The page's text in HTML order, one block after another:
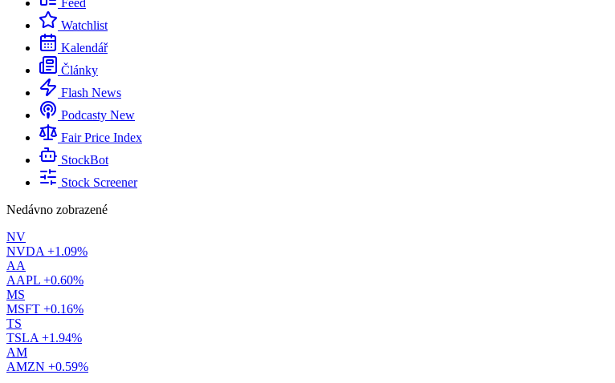
Feed
Watchlist
Kalendář
Články
Flash News
Podcasty New
Fair Price Index
StockBot
Stock Screener
Nedávno zobrazené
NV
NVDA +1.09%
AA
AAPL +0.60%
MS
MSFT +0.16%
TS
TSLA +1.94%
AM
AMZN +0.59%